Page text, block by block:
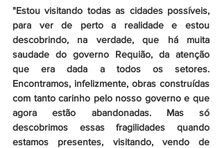
"Estou visitando todas as cidades possíveis,
para ver de perto a realidade e estou
descobrindo, na verdade, que há muita
saudade do governo Requião, da atenção
que era dada a todos os setores.
Encontramos, infelizmente, obras construídas
com tanto carinho pelo nosso governo e que
agora estão abandonadas. Mas só
descobrimos essas fragilidades quando
estamos presentes, visitando, vendo de